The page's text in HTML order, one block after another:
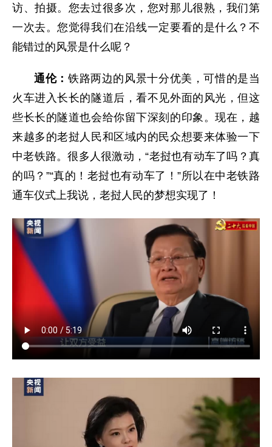
访、拍摄。您去过很多次，您对那儿很熟，我们第
一次去。您觉得我们在沿线一定要看的是什么？不
能错过的风景是什么呢？
通伦： 铁路两边的风景十分优美，可惜的是当
火车进入长长的隧道后，看不见外面的风光，但这
些长长的隧道也会给你留下深刻的印象。现在，越
来越多的老挝人民和区域内的民众想要来体验一下
中老铁路。很多人很激动，“老挝也有动车了吗？真
的吗？”“真的！老挝也有动车了！”所以在中老铁路
通车仪式上我说，老挝人民的梦想实现了！